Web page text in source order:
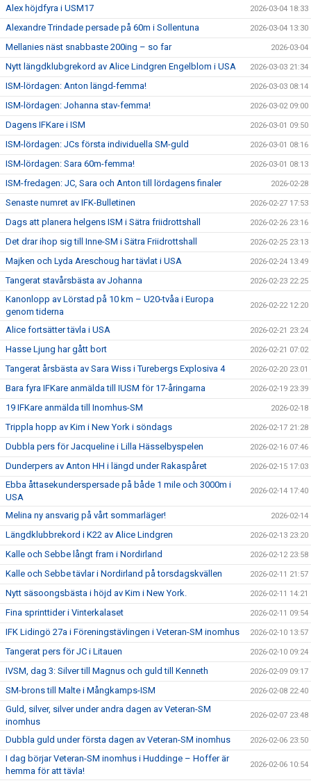
Alex höjdfyra i USM17 2026-03-04 18:33
Alexandre Trindade persade på 60m i Sollentuna 2026-03-04 13:30
Mellanies näst snabbaste 200ing – so far 2026-03-04
Nytt längdklubgrekord av Alice Lindgren Engelblom i USA 2026-03-03 21:34
ISM-lördagen: Anton längd-femma! 2026-03-03 08:14
ISM-lördagen: Johanna stav-femma! 2026-03-02 09:00
Dagens IFKare i ISM 2026-03-01 09:50
ISM-lördagen: JCs första individuella SM-guld 2026-03-01 08:16
ISM-lördagen: Sara 60m-femma! 2026-03-01 08:13
ISM-fredagen: JC, Sara och Anton till lördagens finaler 2026-02-28
Senaste numret av IFK-Bulletinen 2026-02-27 17:53
Dags att planera helgens ISM i Sätra friidrottshall 2026-02-26 23:16
Det drar ihop sig till Inne-SM i Sätra Friidrottshall 2026-02-25 23:13
Majken och Lyda Areschoug har tävlat i USA 2026-02-24 13:49
Tangerat stavårsbästa av Johanna 2026-02-23 22:25
Kanonlopp av Lörstad på 10 km – U20-tvåa i Europa
genom tiderna
2026-02-22 12:20
Alice fortsätter tävla i USA 2026-02-21 23:24
Hasse Ljung har gått bort 2026-02-21 07:02
Tangerat årsbästa av Sara Wiss i Turebergs Explosiva 4 2026-02-20 23:01
Bara fyra IFKare anmälda till IUSM för 17-åringarna 2026-02-19 23:39
19 IFKare anmälda till Inomhus-SM 2026-02-18
Trippla hopp av Kim i New York i söndags 2026-02-17 21:28
Dubbla pers för Jacqueline i Lilla Hässelbyspelen 2026-02-16 07:46
Dunderpers av Anton HH i längd under Rakaspåret 2026-02-15 17:03
Ebba åttasekunderspersade på både 1 mile och 3000m i
USA
2026-02-14 17:40
Melina ny ansvarig på vårt sommarläger! 2026-02-14
Längdklubbrekord i K22 av Alice Lindgren 2026-02-13 23:20
Kalle och Sebbe långt fram i Nordirland 2026-02-12 23:58
Kalle och Sebbe tävlar i Nordirland på torsdagskvällen 2026-02-11 21:57
Nytt säsoongsbästa i höjd av Kim i New York. 2026-02-11 14:21
Fina sprinttider i Vinterkalaset 2026-02-11 09:54
IFK Lidingö 27a i Föreningstävlingen i Veteran-SM inomhus 2026-02-10 13:57
Tangerat pers för JC i Litauen 2026-02-10 09:24
IVSM, dag 3: Silver till Magnus och guld till Kenneth 2026-02-09 09:17
SM-brons till Malte i Mångkamps-ISM 2026-02-08 22:40
Guld, silver, silver under andra dagen av Veteran-SM
inomhus
2026-02-07 23:48
Dubbla guld under första dagen av Veteran-SM inomhus 2026-02-06 23:50
I dag börjar Veteran-SM inomhus i Huddinge – Hoffer är
hemma för att tävla!
2026-02-06 10:54